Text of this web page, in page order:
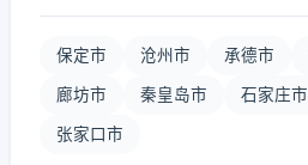
保定市 沧州市 承德市
廊坊市 秦皇岛市 石家庄市
张家口市